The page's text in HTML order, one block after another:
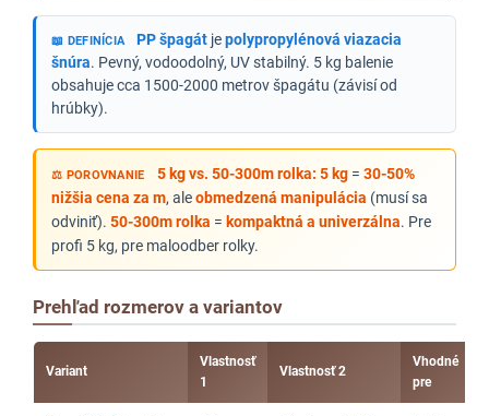
📖 DEFINÍCIA PP špagát jepolypropylénová viazacia
šnúra. Pevný, vodoodolný, UV stabilný. 5 kg balenie
obsahuje cca 1500-2000 metrov špagátu (závisí od
hrúbky).
⚖️ POROVNANIE 5 kg vs. 50-300m rolka: 5 kg= 30-50%
nižšia cena za m, aleobmedzená manipulácia (musí sa
odviniť). 50-300m rolka = kompaktná a univerzálna. Pre
profi 5 kg, pre maloodber rolky.
Prehľad rozmerov a variantov
Variant
Vlastnosť
1
Vlastnosť 2
Vhodné
pre